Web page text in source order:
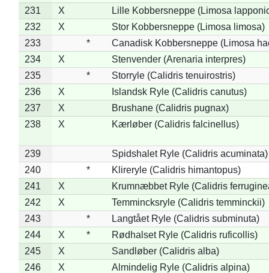
231 X
Lille Kobbersneppe (Limosa
232
X
Stor Kobbersneppe (Limosa limosa)
233
*
Canadisk Kobbersneppe (Limosa
234
X
Stenvender (Arenaria interpres)
235
*
Storryle (Calidris tenuirostris)
236
X
Islandsk Ryle (Calidris canutus)
237
X
Brushane (Calidris pugnax)
238
X Kærløber (Calidris falcinellus)
239
Spidshalet Ryle (Calidris acuminata)
240
*
Klireryle (Calidris himantopus)
241
X
Krumnæbbet Ryle (Calidris
242
X
Temmincksryle (Calidris temminckii)
243
*
Langtået Ryle (Calidris subminuta)
244
X *
Rødhalset Ryle (Calidris ruficollis)
245
X
Sandløber (Calidris alba)
246
X
Almindelig Ryle (Calidris alpina)